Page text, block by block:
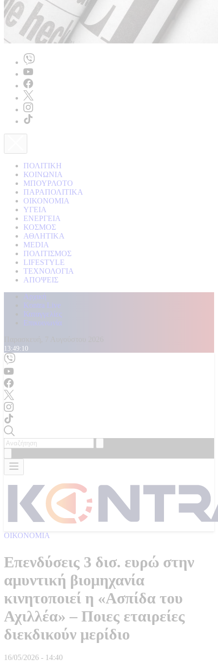
ΠΟΛΙΤΙΚΗ
ΚΟΙΝΩΝΙΑ
ΜΠΟΥΡΛΟΤΟ
ΠΑΡΑΠΟΛΙΤΙΚΑ
ΟΙΚΟΝΟΜΙΑ
ΥΓΕΙΑ
ΕΝΕΡΓΕΙΑ
ΚΟΣΜΟΣ
ΑΘΛΗΤΙΚΑ
MEDIA
ΠΟΛΙΤΙΣΜΟΣ
LIFESTYLE
ΤΕΧΝΟΛΟΓΙΑ
ΑΠΟΨΕΙΣ
Αρχική
Kontra Live
Καταγγελίες
Επικοινωνία
13:49:12
ΟΙΚΟΝΟΜΙΑ
Επενδύσεις 3 δισ. ευρώ στην
αμυντική βιομηχανία
κινητοποιεί η «Ασπίδα του
Αχιλλέα» – Ποιες εταιρείες
διεκδικούν μερίδιο
16/05/2026 - 14:40